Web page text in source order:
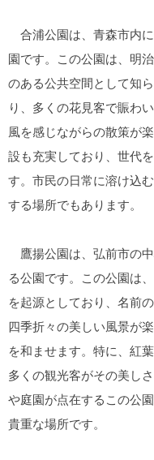
合浦公園は、青森市内
園です。この公園は、明
のある公共空間として知
り、多くの花見客で賑わ
風を感じながらの散策が
設も充実しており、世代
す。市民の日常に溶け込
する場所でもあります。
鷹揚公園は、弘前市の
る公園です。この公園は
を起源としており、名前
四季折々の美しい風景が
を和ませます。特に、紅
多くの観光客がその美し
や庭園が点在するこの公
貴重な場所です。